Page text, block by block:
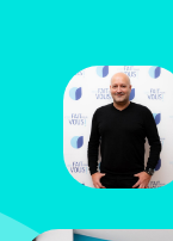
Jean-Philippe
Santos